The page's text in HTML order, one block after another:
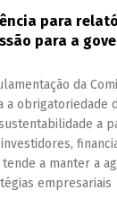
para
para a
da
a obrigatoriedade
a
a manter a
empresariais